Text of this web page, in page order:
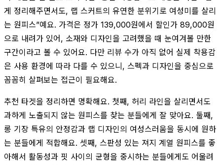
게 정리해주면서도, 랩 스커트의 유연한 분위기로 여성미를 살리
는 원피스”예요. 가격은 정가 139,000원에서 할인가 89,000원
으로 내려가 있어, 소재와 디자인을 고려했을 때 눈여겨볼 만한
구간이라고 볼 수 있어요. 다만 리뷰 수가 아직 없어 실제 착용감
은 사용 환경에 따라 다를 수 있으니, 스펙과 디자인을 중심으로
꼼꼼히 살펴보는 접근이 필요해요.
추천 타겟을 정리하면 명확해요. 첫째, 허리 라인을 살리면서도
과하게 노출되지 않는 원피스를 찾는 분들에게 잘 맞아요. 둘째,
롱 기장 특유의 안정감과 랩 디자인의 여성스러움을 동시에 원하
는 분들에게 적합해요. 셋째, 스판성 있는 져지 계열 원피스를 좋
아해서 활동성과 핏 사이의 균형을 중시하는 분들에게도 어울려